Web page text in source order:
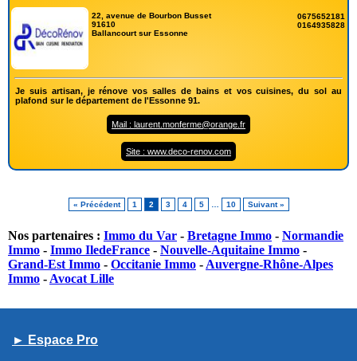
22, avenue de Bourbon Busset
91610
Ballancourt sur Essonne
0675652181
0164935828
Je suis artisan, je rénove vos salles de bains et vos cuisines, du sol au
plafond sur le département de l'Essonne 91.
Mail : laurent.monferme@orange.fr
Site : www.deco-renov.com
« Précédent 1 2 3 4 5 … 10 Suivant »
Nos partenaires : Immo du Var - Bretagne Immo - Normandie
Immo - Immo IledeFrance - Nouvelle-Aquitaine Immo -
Grand-Est Immo - Occitanie Immo - Auvergne-Rhône-Alpes
Immo - Avocat Lille
► Espace Pro